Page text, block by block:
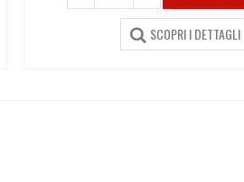
SCOPRI I DETTAGLI